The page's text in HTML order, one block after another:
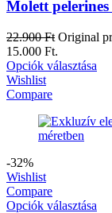
Molett
22.900Ft Original
15.000 Ft.
Opciók választása
Wishlist
Compare
-32%
Wishlist
Compare
Opciók választása